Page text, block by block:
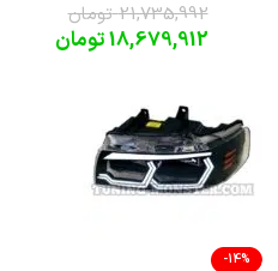
21,735,992 تومان
18,679,912تومان
-14%